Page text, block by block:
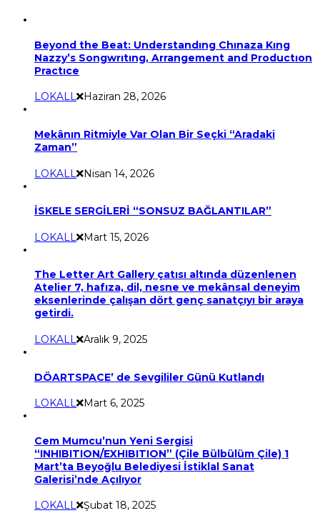
Beyond the Beat: Understandıng Chınaza Kıng
Nazzy’s Songwrıtıng, Arrangement and Productıon
Practıce
LOKALL Haziran 28, 2026
Mekânın Ritmiyle Var Olan Bir Seçki “Aradaki
Zaman”
LOKALL Nisan 14, 2026
İSKELE SERGİLERİ “SONSUZ BAĞLANTILAR”
LOKALL Mart 15, 2026
The Letter Art Gallery çatısı altında düzenlenen
Atelier 7, hafıza, dil, nesne ve mekânsal deneyim
eksenlerinde çalışan dört genç sanatçıyı bir araya
getirdi.
LOKALL Aralık 9, 2025
DÖARTSPACE’ de Sevgililer Günü Kutlandı
LOKALL Mart 6, 2025
Cem Mumcu’nun Yeni Sergisi
“INHIBITION/EXHIBITION” (Çile Bülbülüm Çile) 1
Mart’ta Beyoğlu Belediyesi İstiklal Sanat
Galerisi’nde Açılıyor
LOKALL Şubat 18, 2025